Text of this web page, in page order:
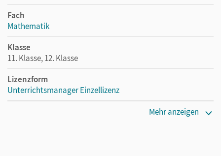
Fach
Mathematik
Klasse
11. Klasse, 12. Klasse
Lizenzform
Unterrichtsmanager Einzellizenz
Mehr anzeigen